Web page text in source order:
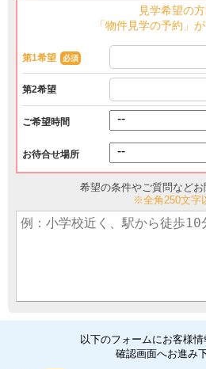
見学希望の
「物件見学の予約」
第1希望 必須
第2希望
ご希望時間
お待合せ場所
希望の条件やご質問などお
※全角250文字
以下のフォームにお客様情
確認画面へお進み